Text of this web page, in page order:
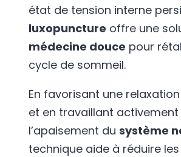
état de tension interne
luxopuncture offre une
médecine douce pour
cycle de sommeil.
En favorisant une
et en travaillant activement
l’apaisement du système
technique aide à réduire